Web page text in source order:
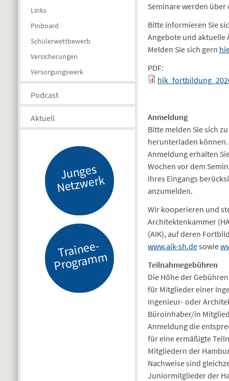
Links
Pinboard
Schülerwettbewerb
Versicherungen
Versorgungswerk
Podcast
Aktuell
J
u
n
g
es
N
etz
w
er
k
Tr
ai
n
e
e-
Pr
o
gr
a
m
m
Seminare werden
Bitte informieren Sie
Angebote und
Melden Sie sich gern
PDF:
Seiten
Anmeldung
Bitte melden Sie sich
herunterladen können.
Anmeldung erhalten
Wochen vor dem
ihres Eingangs
anzumelden.
Wir kooperieren und
Architektenkammer
(AIK), auf deren
www.aik-sh.desowie
Teilnahmegebühren
Die Höhe der
für Mitglieder einer
Ingenieur- oder
Büroinhaber/in
Anmeldung die
für eine ermäßigte
Mitgliedern der
Nachweise sind
Juniormitglieder der